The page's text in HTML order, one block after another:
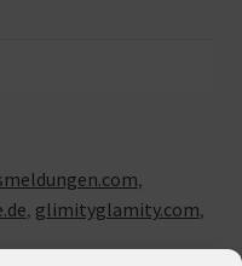
,
, glimityglamity.com,